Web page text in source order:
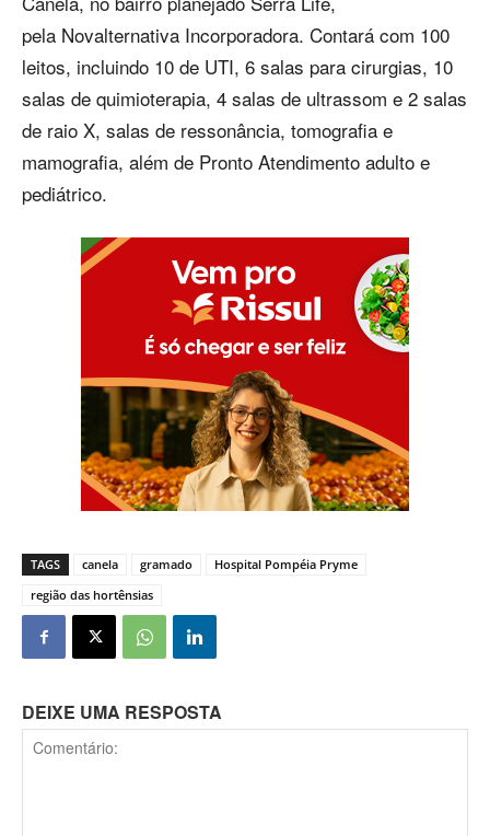
pela Novalternativa Incorporadora. Contará com 100
leitos, incluindo 10 de UTI, 6 salas para cirurgias, 10
salas de quimioterapia, 4 salas de ultrassom e 2 salas
de raio X, salas de ressonância, tomografia e
mamografia, além de Pronto Atendimento adulto e
pediátrico.
TAGS canela gramado
Hospital Pompéia Pryme
região das hortênsias
DEIXE UMA RESPOSTA